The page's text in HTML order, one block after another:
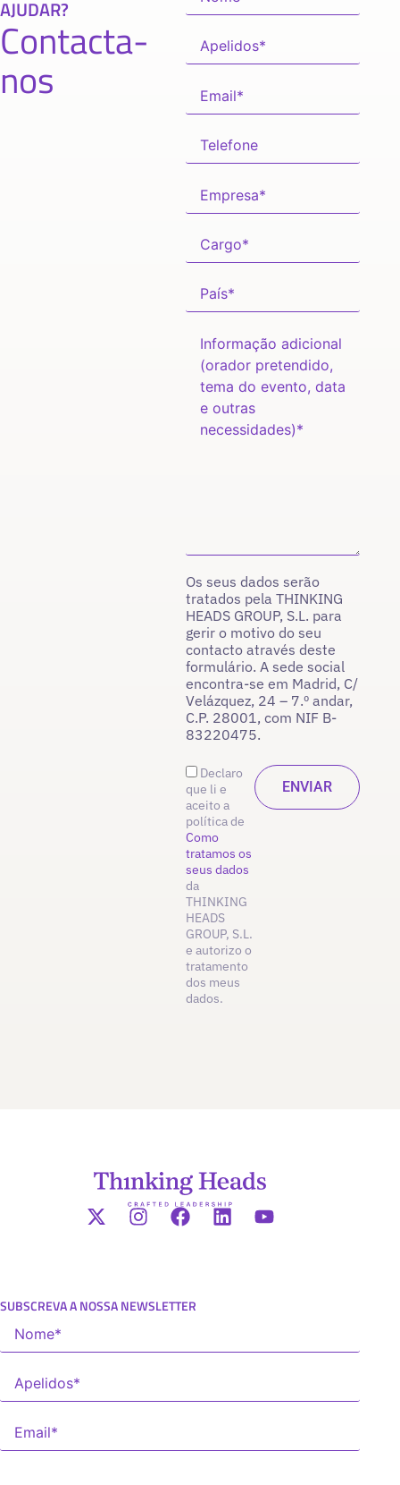
AJUDAR?
Contacta-
nos
Os seus dados serão
tratados pela THINKING
HEADS GROUP, S.L. para
gerir o motivo do seu
contacto através deste
formulário. A sede social
encontra-se em Madrid, C/
Velázquez, 24 – 7.º andar,
C.P. 28001, com NIF B-
83220475.
Declaro
que li e
aceito a
política de
Como
tratamos os
seus dados
da
THINKING
HEADS
GROUP, S.L.
e autorizo o
tratamento
dos meus
dados.
SUBSCREVA A NOSSA NEWSLETTER